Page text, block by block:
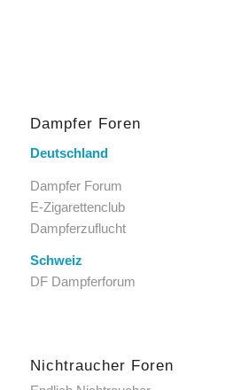
Dampfer Foren
Deutschland
Dampfer Forum
E-Zigarettenclub
Dampferzuflucht
Schweiz
DF Dampferforum
Nichtraucher Foren